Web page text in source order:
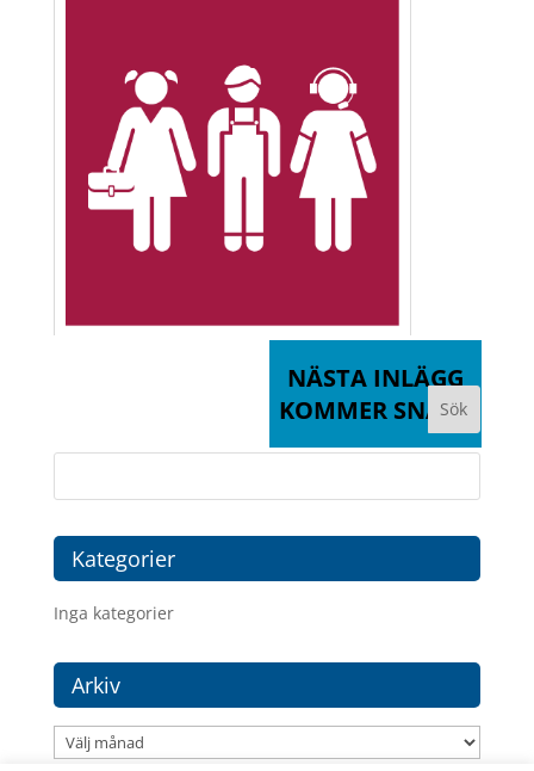
NÄSTA INLÄGG
KOMMER SNART
Kategorier
Inga kategorier
Arkiv
Arkiv